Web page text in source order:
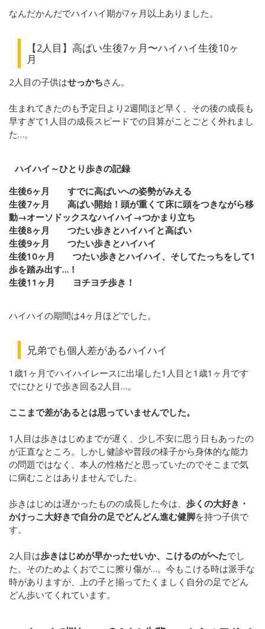
なんだかんだでハイハイ期が7ヶ月以上ありました。
【2人目】高ばい生後7ヶ月〜ハイハイ生後10ヶ
月
2人目の子供はせっかちさん。
生まれてきたのも予定日より2週間ほど早く、その後の成長も
早すぎて1人目の成長スピードでの目算がことごとく外れまし
た…。
ハイハイ～ひとり歩きの記録
生後6ヶ月 すでに高ばいへの姿勢がみえる
生後7ヶ月 高ばい開始！頭が重くて床に頭をつきながら移
動→オーソドックスなハイハイ→つかまり立ち
生後8ヶ月 つたい歩きとハイハイと高ばい
生後9ヶ月 つたい歩きとハイハイ
生後10ヶ月 つたい歩きとハイハイ、そしてたっちをして1
歩を踏み出す…！
生後11ヶ月 ヨチヨチ歩き！
ハイハイの期間は4ヶ月ほどでした。
兄弟でも個人差があるハイハイ
1歳1ヶ月でハイハイレースに出場した1人目と1歳1ヶ月です
でにひとりで歩き回る2人目…。
ここまで差があるとは思っていませんでした。
1人目は歩きはじめまでが遅く、少し不安に思う日もあったの
が正直なところ。しかし健診や普段の様子から身体的な能力
の問題ではなく、本人の性格だと思っていたのでそこまで気
に病むことはありませんでした。
歩きはじめは遅かったものの成長した今は、 歩くの大好き・
かけっこ大好きで自分の足でどんどん進む健脚を持つ子供で
す。
2人目は歩きはじめが早かったせいか、こけるのがへたでし
た。そのためよくおでこに擦り傷が…。今もこける時は派手な
時がありますが、上の子と揃ってたくましく自分の足でどん
どん歩いてくれています。